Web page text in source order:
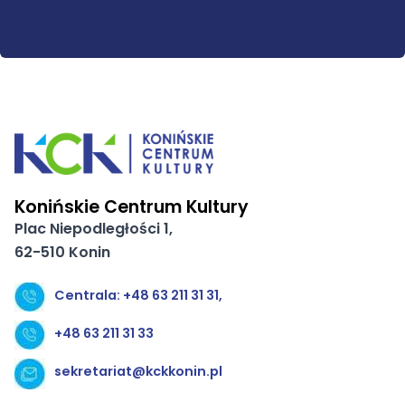
Konińskie Centrum Kultury
Plac Niepodległości 1,
62-510 Konin
Centrala: +48 63 211 31 31,
+48 63 211 31 33
sekretariat@kckkonin.pl